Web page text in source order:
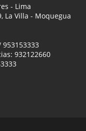
- Lima
La Villa - Moquegua
932122660